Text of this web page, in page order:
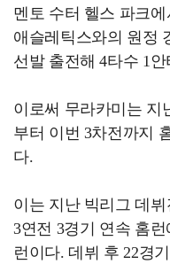
멘토 수터 헬스 파크
애슬레틱스와의 원정
선발 출전해 4타수 1
이로써 무라카미는 지
부터 이번 3차전까지
다.
이는 지난 빅리그 데
3연전 3경기 연속 홈
런이다. 데뷔 후 22경